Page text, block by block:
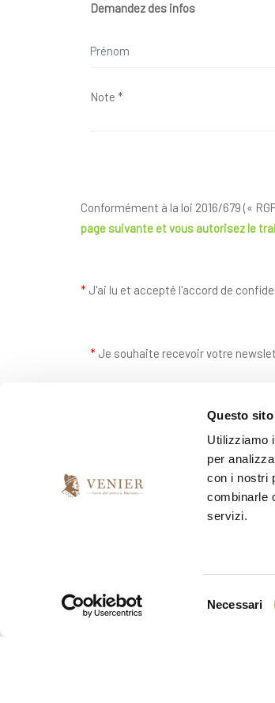
Questo
Utilizziamo
per
con i nostri
combinarle
servizi.
Necessari
Demandez des infos
Conformément à la loi 2016/679 («
page suivanteet vous autorisez le
* J'ai lu et accepté l'accord de
* Je souhaite recevoir votre